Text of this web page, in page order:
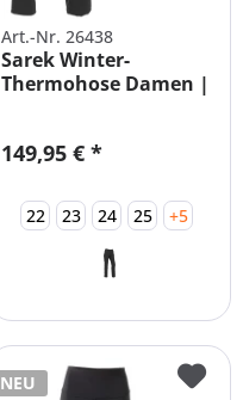
Art.-Nr. 26438
Sarek Winter-
Thermohose Damen |
149,95 € *
22 23 24 25 +5
NEU